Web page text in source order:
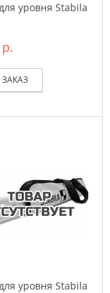
уровня Stabila
уровня Stabila